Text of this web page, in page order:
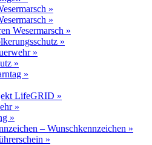
»
»
Wesermarsch »
»
»
»
»
LifeGRID »
»
»
– Wunschkennzeichen »
»